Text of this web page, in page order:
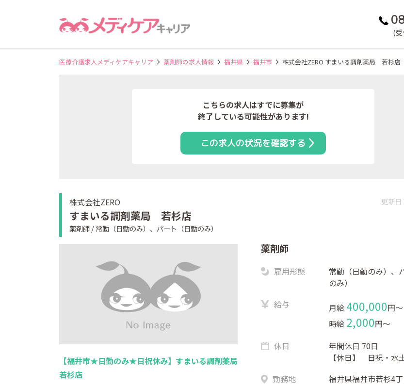
(
医療介護求人メディケアキャリア 薬剤師の求人情報 福井県 福井市 株式会社ZERO すまいる調剤薬局 若杉店
こちらの求人はすでに募集が
終了している可能性があります!
この求人の状況を確認する
株式会社ZERO
すまいる調剤薬局 若杉店
薬剤師 / 常勤（日勤のみ）、パート（日勤のみ）
更新
【福井市★日勤のみ★日祝休み】すまいる調剤薬局
若杉店
薬剤師
雇用形態
常勤（日勤のみ）、
のみ）
給与
月給 400,000円〜
時給 2,000円〜
休日
年間休日 70日
【休日】 日祝・水
勤務地
福井県福井市若杉4